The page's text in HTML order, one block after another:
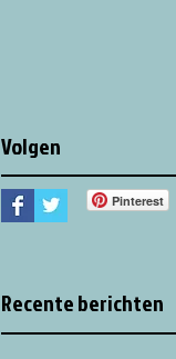
Recente berichten
Volgen
Pinterest